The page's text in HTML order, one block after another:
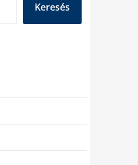
Keresés